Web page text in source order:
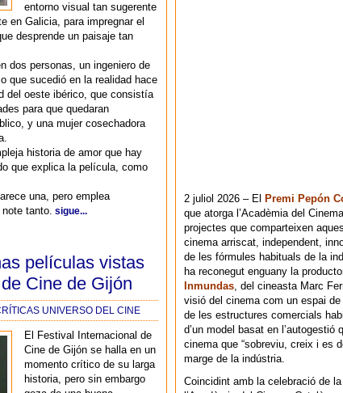
entorno visual tan sugerente
en Galicia, para impregnar el
desprende un paisaje tan
dos personas, un ingeniero de
que sucedió en la realidad hace
del oeste ibérico, que consistía
para que quedaran
y una mujer cosechadora
historia de amor que hay
que explica la película, como
una, pero emplea
tanto. sigue...
películas vistas
Cine de Gijón
UNIVERSO DEL CINE
El Festival Internacional de
Cine de Gijón se halla en un
momento crítico de su larga
historia, pero sin embargo
2 juliol 2026 – El Premi Pepón
que atorga l’Acadèmia del
projectes que comparteixen
cinema arriscat, independent,
de les fórmules habituals de la
ha reconegut enguany la
Inmundas, del cineasta Marc
visió del cinema com un espai
de les estructures comercials
d’un model basat en l’autogestió
cinema que “sobreviu, creix i es
marge de la indústria.
Coincidint amb la celebració de la